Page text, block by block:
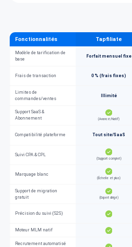
Fonctionnalités Tapfiliate
Modèle de tarification de
base
Forfait mensuel fixe
Frais de transaction 0 % (frais fixes)
Limites de
commandes/ventes
Illimité
Support SaaS &
Abonnement
(Avancé/Natif)
Compatibilité plateforme Tout site/SaaS
Suivi CPA & CPL
(Support complet)
Marquage blanc
(Échelle et plus)
Support de migration
gratuit
(Expert dirigé)
Précision du suivi (S2S)
Moteur MLM natif
Recrutement automatisé